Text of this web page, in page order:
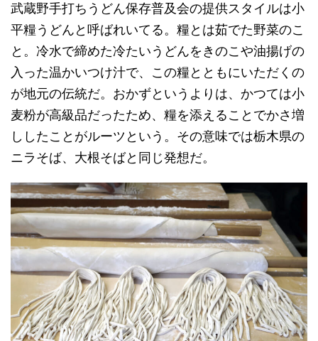
武蔵野手打ちうどん保存普及会の提供スタイルは小
平糧うどんと呼ばれいてる。糧とは茹でた野菜のこ
と。冷水で締めた冷たいうどんをきのこや油揚げの
入った温かいつけ汁で、この糧とともにいただくの
が地元の伝統だ。おかずというよりは、かつては小
麦粉が高級品だったため、糧を添えることでかさ増
ししたことがルーツという。その意味では栃木県の
ニラそば、大根そばと同じ発想だ。